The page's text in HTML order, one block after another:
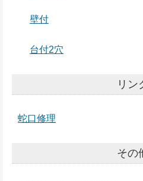
壁付
台付2穴
リン
蛇口修理
その